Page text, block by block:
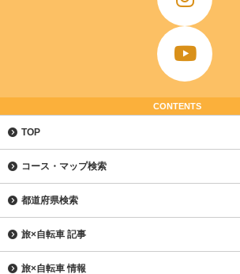
CONTENTS
TOP
コース・マップ検索
都道府県検索
旅×自転車 記事
旅×自転車 情報